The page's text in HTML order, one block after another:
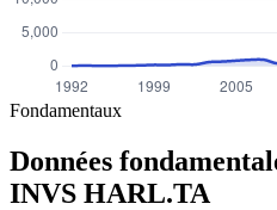
Fondamentaux
Données
INVS HARL.TA